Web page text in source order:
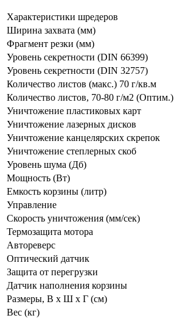
Характеристики шредеров
Ширина захвата (мм)
Фрагмент резки (мм)
Уровень секретности (DIN 66399)
Уровень секретности (DIN 32757)
Количество листов (макс.) 70 г/кв.м
Количество листов, 70-80 г/м2 (Оптим.)
Уничтожение пластиковых карт
Уничтожение лазерных дисков
Уничтожение канцелярских скрепок
Уничтожение степлерных скоб
Уровень шума (Дб)
Мощность (Вт)
Емкость корзины (литр)
Управление
Скорость уничтожения (мм/сек)
Термозащита мотора
Автореверс
Оптический датчик
Защита от перегрузки
Датчик наполнения корзины
Размеры, B x Ш x Г (см)
Вес (кг)